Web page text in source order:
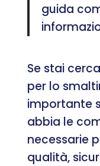
guida
Se stai
per lo
importante
abbia le
necessarie
qualità,